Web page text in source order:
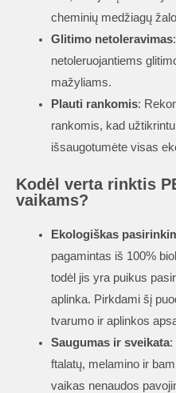
cheminių medžiagų
Glitimo netoleravimas
netoleruojantiems
mažyliams.
Plauti rankomis:
rankomis, kad
išsaugotumėte visas
Kodėl verta rinktis
vaikams?
Ekologiškas
pagamintas iš 100%
todėl jis yra puikus
aplinka. Pirkdami šį
tvarumo ir aplinkos
Saugumas ir sveikata:
ftalatų, melamino ir
vaikas nenaudos